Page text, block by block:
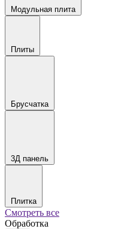
Модульная плита
Плиты
Брусчатка
3Д панель
Плитка
Смотреть все
Обработка